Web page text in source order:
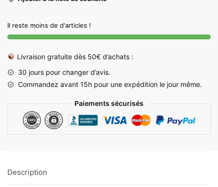
Noir
avec
Poignée
Il reste moins de d'articles !
Livraison gratuite dès 50€ d’achats :
30 jours pour changer d’avis.
Commandez avant 15h pour une expédition le jour même.
Paiements sécurisés
Description